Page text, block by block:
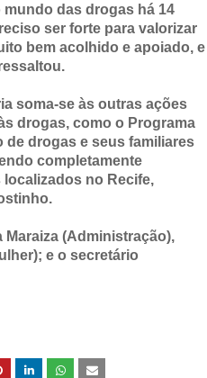
das drogas há 14
ser forte para valorizar
bem acolhido e apoiado, e
soma-se às outras ações
drogas, como o Programa
drogas e seus familiares
completamente
no Recife,
(Administração),
e o secretário